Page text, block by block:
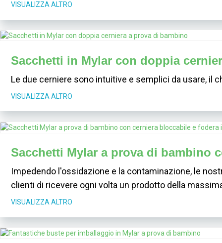
VISUALIZZA ALTRO
Sacchetti in Mylar con doppia
Le due cerniere sono intuitive e semplici da usare, il
VISUALIZZA ALTRO
Sacchetti Mylar a prova di bambino
Impedendo l'ossidazione e la contaminazione, le
clienti di ricevere ogni volta un prodotto della
VISUALIZZA ALTRO